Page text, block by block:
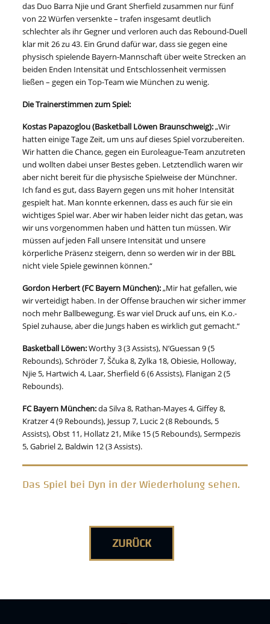
das Duo Barra Njie und Grant Sherfield zusammen nur fünf
von 22 Würfen versenkte – trafen insgesamt deutlich
schlechter als ihr Gegner und verloren auch das Rebound-Duell
klar mit 26 zu 43. Ein Grund dafür war, dass sie gegen eine
physisch spielende Bayern-Mannschaft über weite Strecken an
beiden Enden Intensität und Entschlossenheit vermissen
ließen – gegen ein Top-Team wie München zu wenig.
Die Trainerstimmen zum Spiel:
Kostas Papazoglou (Basketball Löwen Braunschweig):„Wir
hatten einige Tage Zeit, um uns auf dieses Spiel vorzubereiten.
Wir hatten die Chance, gegen ein Euroleague-Team anzutreten
und wollten dabei unser Bestes geben. Letztendlich waren wir
aber nicht bereit für die physische Spielweise der Münchner.
Ich fand es gut, dass Bayern gegen uns mit hoher Intensität
gespielt hat. Man konnte erkennen, dass es auch für sie ein
wichtiges Spiel war. Aber wir haben leider nicht das getan, was
wir uns vorgenommen haben und hätten tun müssen. Wir
müssen auf jeden Fall unsere Intensität und unsere
körperliche Präsenz steigern, denn so werden wir in der BBL
nicht viele Spiele gewinnen können.“
Gordon Herbert (FC Bayern München):„Mir hat gefallen, wie
wir verteidigt haben. In der Offense brauchen wir sicher immer
noch mehr Ballbewegung. Es war viel Druck auf uns, ein K.o.-
Spiel zuhause, aber die Jungs haben es wirklich gut gemacht.“
Basketball Löwen:Worthy 3 (3 Assists), N’Guessan 9 (5
Rebounds), Schröder 7, Ščuka 8, Zylka 18, Obiesie, Holloway,
Njie 5, Hartwich 4, Laar, Sherfield 6 (6 Assists), Flanigan 2 (5
Rebounds).
FC Bayern München:da Silva 8, Rathan-Mayes 4, Giffey 8,
Kratzer 4 (9 Rebounds), Jessup 7, Lucic 2 (8 Rebounds, 5
Assists), Obst 11, Hollatz 21, Mike 15 (5 Rebounds), Sermpezis
5, Gabriel 2, Baldwin 12 (3 Assists).
Das Spiel bei Dyn in der Wiederholung sehen.
ZURÜCK